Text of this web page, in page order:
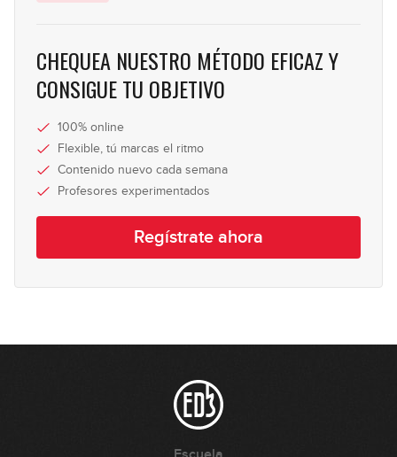
CHEQUEA NUESTRO MÉTODO EFICAZ Y
CONSIGUE TU OBJETIVO
100% online
Flexible, tú marcas el ritmo
Contenido nuevo cada semana
Profesores experimentados
Regístrate ahora